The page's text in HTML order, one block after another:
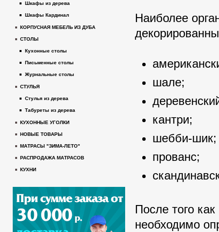
Наиболее
шале;
кантри;
шебби-шик;
прованс;
После того
необходимо
Шкафы из дерева
Шкафы Кардинал
КОРПУСНАЯ МЕБЕЛЬ ИЗ ДУБА
СТОЛЫ
Кухонные столы
Письменные столы
Журнальные столы
СТУЛЬЯ
Стулья из дерева
Табуреты из дерева
КУХОННЫЕ УГОЛКИ
НОВЫЕ ТОВАРЫ
МАТРАСЫ "ЗИМА-ЛЕТО"
РАСПРОДАЖА МАТРАСОВ
КУХНИ